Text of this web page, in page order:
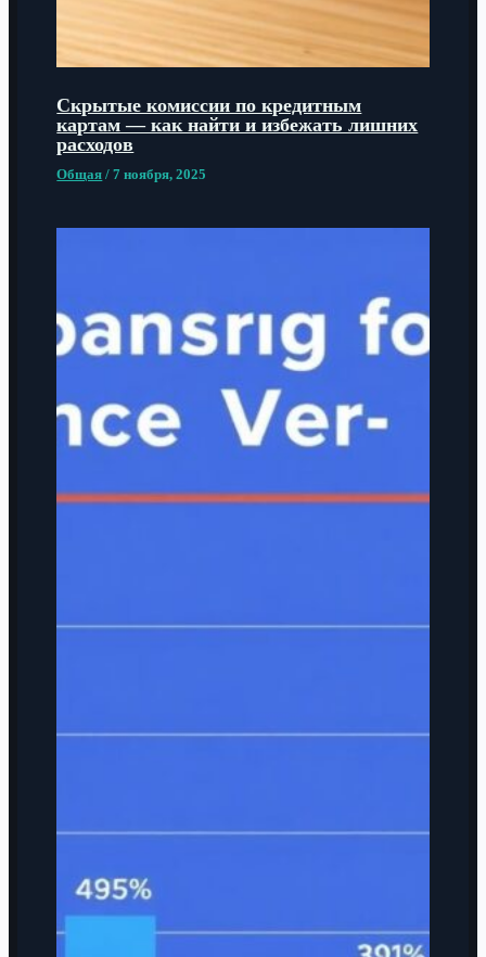
Скрытые комиссии по кредитным
картам — как найти и избежать лишних
расходов
Общая /7 ноября, 2025